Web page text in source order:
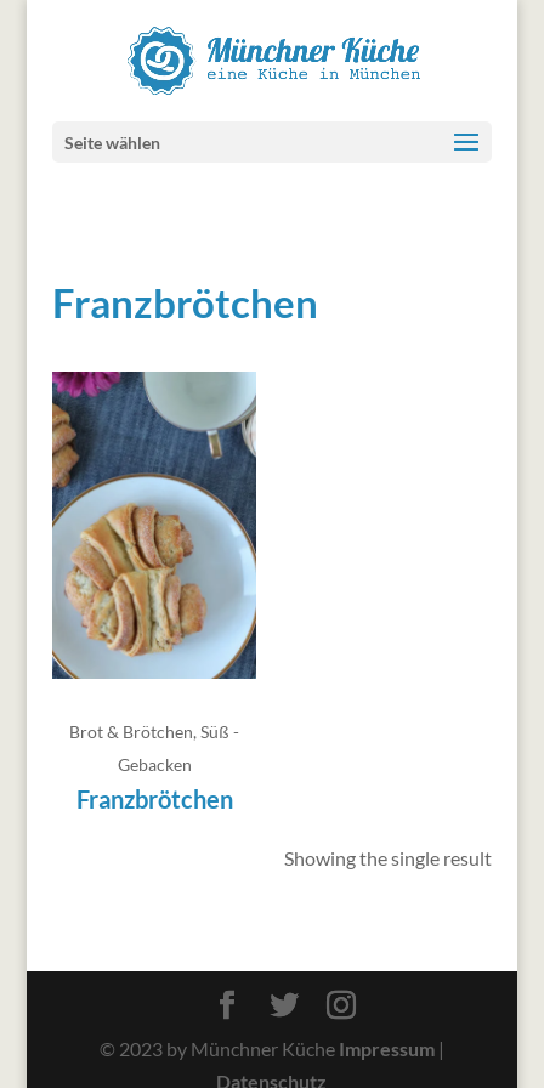
Seite wählen
Franzbrötchen
Brot & Brötchen,Süß -
Gebacken
Franzbrötchen
Showing the single result
© 2023 by Münchner Küche Impressum|
Datenschutz